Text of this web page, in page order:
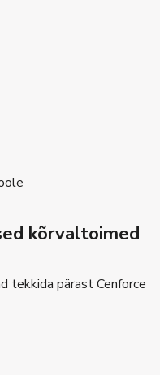
kõrvaltoimed
tekkida pärast Cenforce